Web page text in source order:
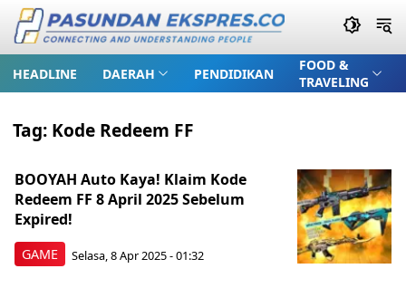
HEADLINE DAERAH PENDIDIKAN
FOOD &
TRAVELING
Tag: Kode Redeem FF
GAME
BOOYAH Auto Kaya! Klaim Kode
Redeem FF 8 April 2025 Sebelum
Expired!
Selasa, 8 Apr 2025 - 01:32